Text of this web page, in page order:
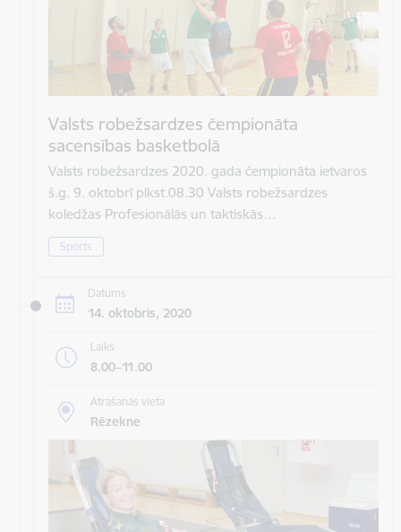
Valsts robežsardzes čempionāta
sacensības basketbolā
Valsts robežsardzes 2020. gada čempionāta ietvaros
š.g. 9. oktobrī plkst.08.30 Valsts robežsardzes
koledžas Profesionālās un taktiskās…
Sports
Datums
14. oktobris, 2020
Laiks
8.00–11.00
Atrašanās vieta
Rēzekne